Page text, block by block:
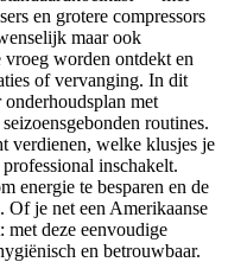
en grotere compressors
maar ook
worden ontdekt en
of vervanging. In dit
met
routines.
verdienen, welke klusjes je
inschakelt.
energie te besparen en de
Of je net een Amerikaanse
met deze eenvoudige
en betrouwbaar.